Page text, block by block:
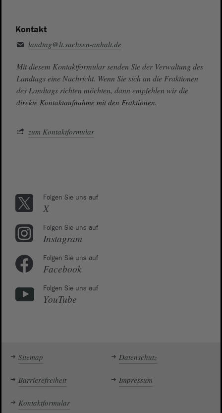
Kontakt
landtag@lt.sachsen-anhalt.de
Mit diesem Kontaktformular senden Sie der Verwaltung des
Landtags eine Nachricht. Wenn Sie sich an die Fraktionen
des Landtags richten möchten, dann empfehlen wir die
direkte Kontaktaufnahme mit den Fraktionen.
zum Kontaktformular
Folgen Sie uns auf
X
Folgen Sie uns auf
Instagram
Folgen Sie uns auf
Facebook
Folgen Sie uns auf
YouTube
Sitemap Datenschutz
Barrierefreiheit Impressum
Kontaktformular